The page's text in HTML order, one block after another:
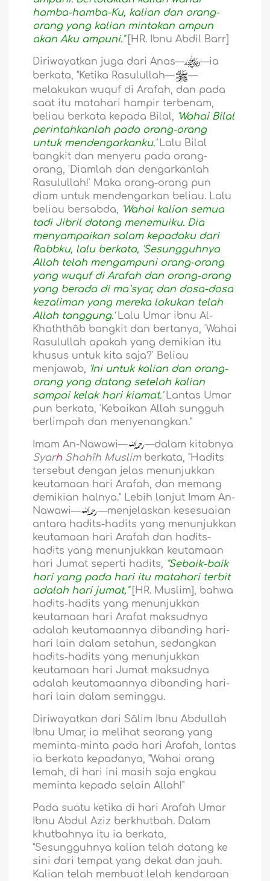
hamba-hamba-Ku, kalian dan orang-
orang yang kalian mintakan ampun
akan Aku ampuni."[HR. Ibnu Abdil Barr]
Diriwayatkan juga dari Anas—
—ia
berkata, "Ketika Rasulullah—
—
melakukan wuquf di Arafah, dan pada
saat itu matahari hampir terbenam,
beliau berkata kepada Bilal, 'Wahai Bilal
perintahkanlah pada orang-orang
untuk mendengarkanku.'Lalu Bilal
bangkit dan menyeru pada orang-
orang, 'Diamlah dan dengarkanlah
Rasulullah!' Maka orang-orang pun
diam untuk mendengarkan beliau. Lalu
beliau bersabda, 'Wahai kalian semua
tadi Jibril datang menemuiku. Dia
menyampaikan salam kepadaku dari
Rabbku, lalu berkata, 'Sesungguhnya
Allah telah mengampuni orang-orang
yang wuquf di Arafah dan orang-orang
yang berada di ma`syar, dan dosa-dosa
kezaliman yang mereka lakukan telah
Allah tanggung.'Lalu Umar ibnu Al-
Khaththâb bangkit dan bertanya, 'Wahai
Rasulullah apakah yang demikian itu
khusus untuk kita saja?' Beliau
menjawab, 'Ini untuk kalian dan orang-
orang yang datang setelah kalian
sampai kelak hari kiamat.'Lantas Umar
pun berkata, 'Kebaikan Allah sungguh
berlimpah dan menyenangkan."
Imam An-Nawawi—
—dalam kitabnya
Syarh Shahîh Muslimberkata, "Hadits
tersebut dengan jelas menunjukkan
keutamaan hari Arafah, dan memang
demikian halnya." Lebih lanjut Imam An-
Nawawi—
—menjelaskan kesesuaian
antara hadits-hadits yang menunjukkan
keutamaan hari Arafah dan hadits-
hadits yang menunjukkan keutamaan
hari Jumat seperti hadits, "Sebaik-baik
hari yang pada hari itu matahari terbit
adalah hari jumat,"[HR. Muslim], bahwa
hadits-hadits yang menunjukkan
keutamaan hari Arafat maksudnya
adalah keutamaannya dibanding hari-
hari lain dalam setahun, sedangkan
hadits-hadits yang menunjukkan
keutamaan hari Jumat maksudnya
adalah keutamaannya dibanding hari-
hari lain dalam seminggu.
Diriwayatkan dari Sâlim Ibnu Abdullah
Ibnu Umar, ia melihat seorang yang
meminta-minta pada hari Arafah, lantas
ia berkata kepadanya, "Wahai orang
lemah, di hari ini masih saja engkau
meminta kepada selain Allah!"
Pada suatu ketika di hari Arafah Umar
Ibnu Abdul Aziz berkhutbah. Dalam
khutbahnya itu ia berkata,
"Sesungguhnya kalian telah datang ke
sini dari tempat yang dekat dan jauh.
Kalian telah membuat lelah kendaraan